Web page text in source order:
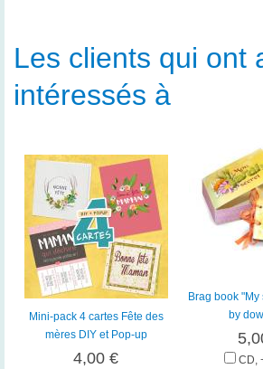
Les clients qui ont
intéressés à
Mini-pack 4 cartes Fête des
mères DIY et Pop-up
4,00 €
Brag book
by
CD,